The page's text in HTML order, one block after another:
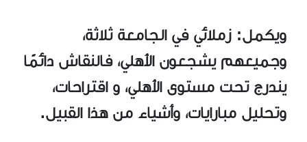
ويكمل: زملائي في الجامعة ثلاثة،
وجميعهم يشجعون الأهلي، فالنقاش دائمًا
يندرج تحت مستوى الأهلي، و اقتراحات،
وتحليل مبارايات، وأشياء من هذا القبيل.